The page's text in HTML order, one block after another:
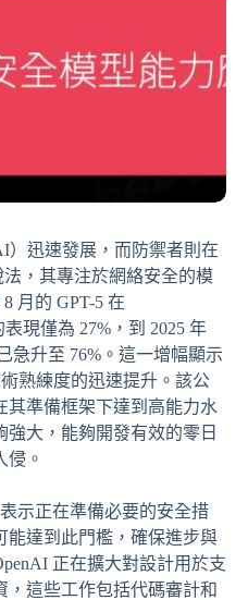
）迅速發展，而防禦者則在
，其專注於網絡安全的模
月的 GPT-5 在
表現僅為 27%，到 2025 年
急升至 76%。這一增幅顯示
熟練度的迅速提升。該公
其準備框架下達到高能力水
大，能夠開發有效的零日
侵。
示正在準備必要的安全措
能達到此門檻，確保進步與
正在擴大對設計用於支
這些工作包括代碼審計和